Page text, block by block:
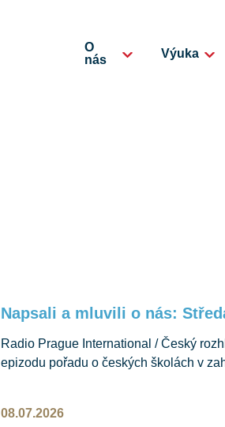
O
nás
Výuka
Napsali a mluvili o nás:
Radio Prague International / Český
epizodu pořadu o českých školách v
08.07.2026